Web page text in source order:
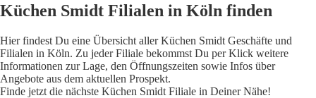
Küchen Smidt Filialen in Köln finden
Hier findest Du eine Übersicht aller Küchen Smidt Geschäfte und
Filialen in Köln. Zu jeder Filiale bekommst Du per Klick weitere
Informationen zur Lage, den Öffnungszeiten sowie Infos über
Angebote aus dem aktuellen Prospekt.
Finde jetzt die nächste Küchen Smidt Filiale in Deiner Nähe!